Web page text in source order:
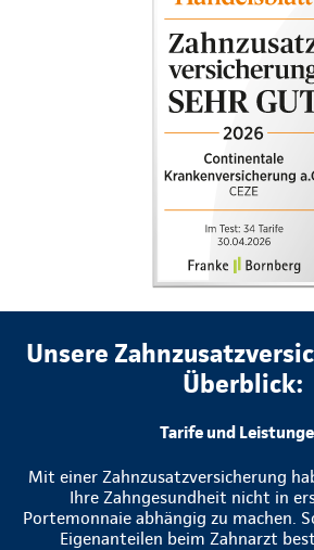
Unsere
Überblick:
Tarife und
Mit einer Zahnzusatzversicherung
Ihre Zahngesundheit nicht in
Portemonnaie abhängig zu machen.
Eigenanteilen beim Zahnarzt